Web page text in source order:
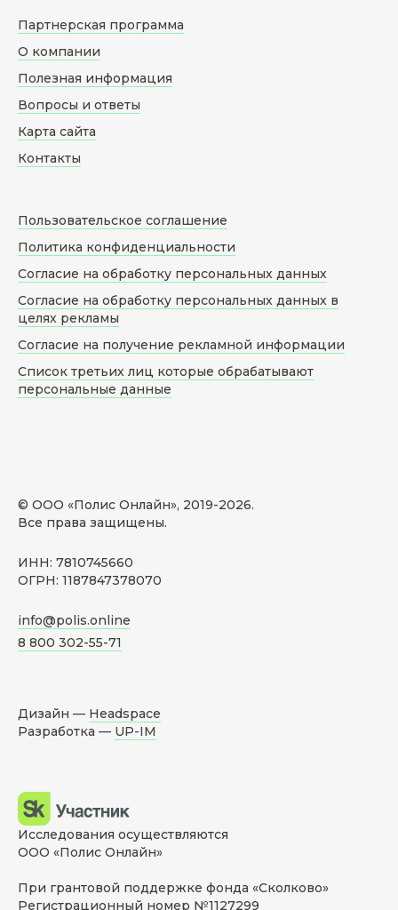
© ООО «Полис Онлайн», 2019-2026.
Все права защищены.
ИНН: 7810745660
ОГРН: 1187847378070
info@polis.online
8 800 302-55-71
Партнерская программа
О компании
Полезная информация
Вопросы и ответы
Карта сайта
Контакты
Пользовательское соглашение
Политика конфиденциальности
Согласие на обработку персональных данных
Согласие на обработку персональных данных в
целях рекламы
Согласие на получение рекламной информации
Список третьих лиц которые обрабатывают
персональные данные
Дизайн — Headspace
Разработка — UP-IM
Исследования осуществляются
ООО «Полис Онлайн»
При грантовой поддержке фонда «Сколково»
Регистрационный номер №1127299